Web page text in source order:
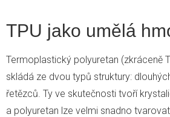
TPU jako umělá
Termoplastický polyuretan (zkráceně
skládá ze dvou typů struktury:
řetězců. Ty ve skutečnosti tvoří
a polyuretan lze velmi snadno